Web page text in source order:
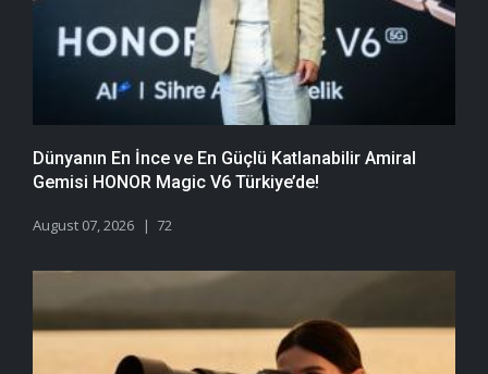
Dünyanın En İnce ve En Güçlü Katlanabilir Amiral
Gemisi HONOR Magic V6 Türkiye’de!
August 07, 2026 72